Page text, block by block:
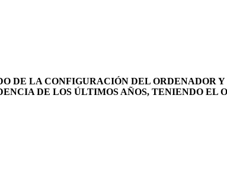
DE LA CONFIGURACIÓN DEL ORDENADOR
DE LOS ÚLTIMOS AÑOS, TENIENDO EL